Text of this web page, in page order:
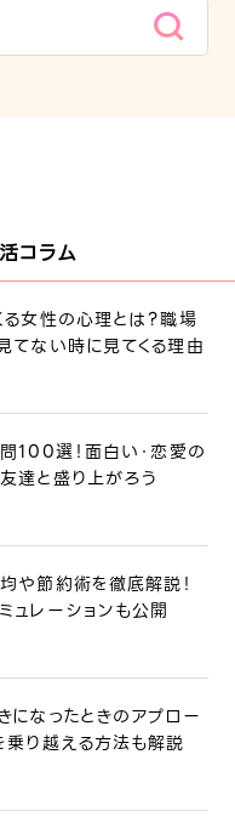
コラム
る女性の心理とは？職場
てない時に見てくる理由
100選！面白い・恋愛の
達と盛り上がろう
や節約術を徹底解説！
ュレーションも公開
になったときのアプロー
乗り越える方法も解説